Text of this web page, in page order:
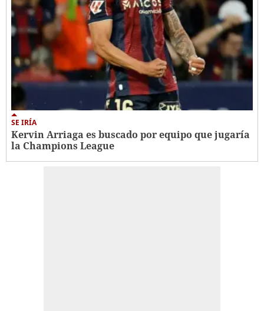
SE IRÍA
Kervin Arriaga es buscado por equipo que jugaría
la Champions League